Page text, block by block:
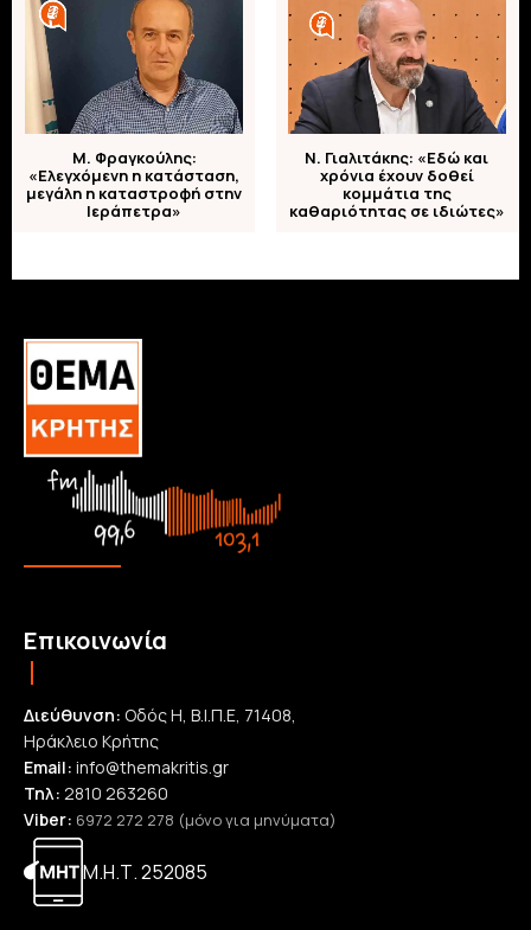
Μ. Φραγκούλης:
«Ελεγχόμενη η κατάσταση,
μεγάλη η καταστροφή στην
Ιεράπετρα»
Ν. Γιαλιτάκης: «Εδώ και
χρόνια έχουν δοθεί
κομμάτια της
καθαριότητας σε ιδιώτες»
Επικοινωνία
Διεύθυνση: Οδός Η, Β.Ι.Π.Ε, 71408,
Ηράκλειο Κρήτης
Email: info@themakritis.gr
Τηλ: 2810 263260
Viber: 6972 272 278 (μόνο για μηνύματα)
Μ.Η.Τ. 252085